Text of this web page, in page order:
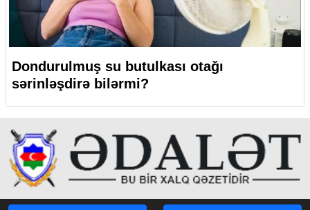
Dondurulmuş su butulkası otağı
sərinləşdirə bilərmi?